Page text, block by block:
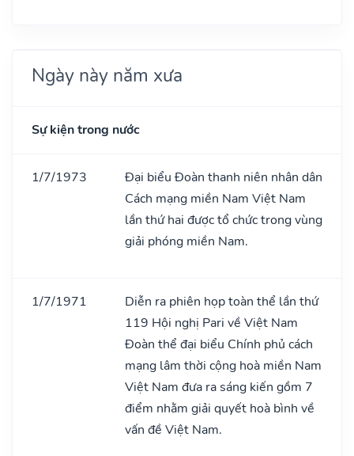
Ngày này năm xưa
Sự kiện trong nước
1/7/1973
Đại biểu Đoàn thanh niên nhân dân
Cách mạng miền Nam Việt Nam
lần thứ hai được tổ chức trong vùng
giải phóng miền Nam.
1/7/1971
Diễn ra phiên họp toàn thể lần thứ
119 Hội nghị Pari về Việt Nam
Đoàn thể đại biểu Chính phủ cách
mạng lâm thời cộng hoà miền Nam
Việt Nam đưa ra sáng kiến gồm 7
điểm nhằm giải quyết hoà bình về
vấn đề Việt Nam.